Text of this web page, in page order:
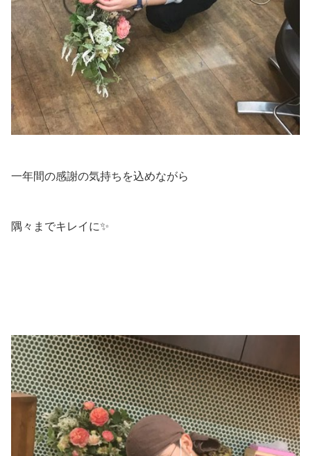
一年間の感謝の気持ちを込めながら
隅々までキレイに✨